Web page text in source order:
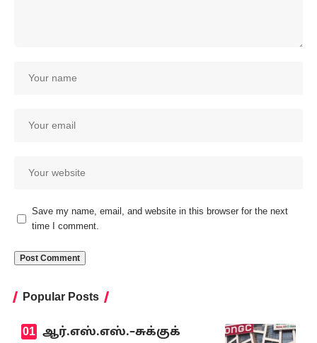
Save my name, email, and website in this browser for the next
time I comment.
Popular Posts
ஆர்.எஸ்.எஸ்.–சுக்குக்